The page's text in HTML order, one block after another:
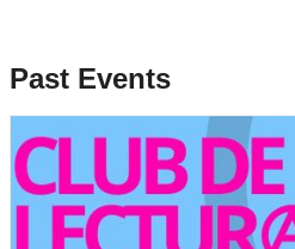
Past Events